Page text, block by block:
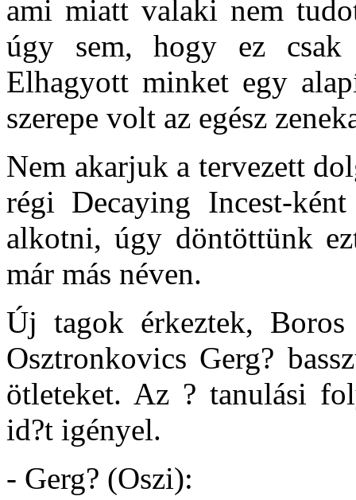
ami miatt valaki nem
úgy sem, hogy ez csak
Elhagyott minket egy
szerepe volt az egész
Nem akarjuk a tervezett
régi Decaying Incest-
alkotni, úgy döntöttünk
már más néven.
Új tagok érkeztek,
Osztronkovics Gerg?
ötleteket. Az ? tanulási
id?t igényel.
- Gerg? (Oszi):